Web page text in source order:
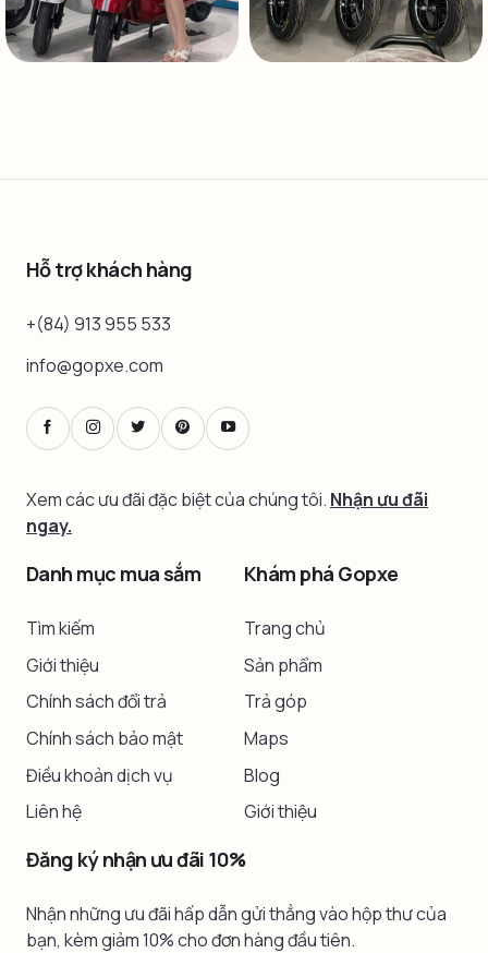
Hỗ trợ khách hàng
+(84) 913 955 533
info@gopxe.com
Xem các ưu đãi đặc biệt của chúng tôi. Nhận ưu đãi
ngay.
Danh mục mua sắm
Tìm kiếm
Giới thiệu
Chính sách đổi trả
Chính sách bảo mật
Điều khoản dịch vụ
Liên hệ
Khám phá Gopxe
Trang chủ
Sản phẩm
Trả góp
Maps
Blog
Giới thiệu
Đăng ký nhận ưu đãi 10%
Nhận những ưu đãi hấp dẫn gửi thẳng vào hộp thư của
bạn, kèm giảm 10% cho đơn hàng đầu tiên.